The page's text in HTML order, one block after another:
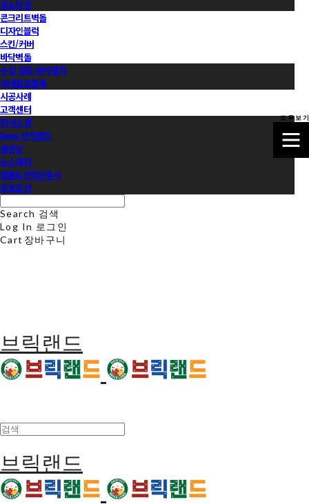
모노타일
콘크리트벽돌
디자인블럭
스킨/커버
바닥벽돌
수입 점토 바닥블럭
국내점토블록
시공사례
고객센터
회사소개
Now 브릭랜드
동영상
뉴스레터
샘플&견적신청서
프로모션
Search 검색
Log In 로그인
Cart 장바구니
브릭랜드
브릭랜드
모 두 보 기